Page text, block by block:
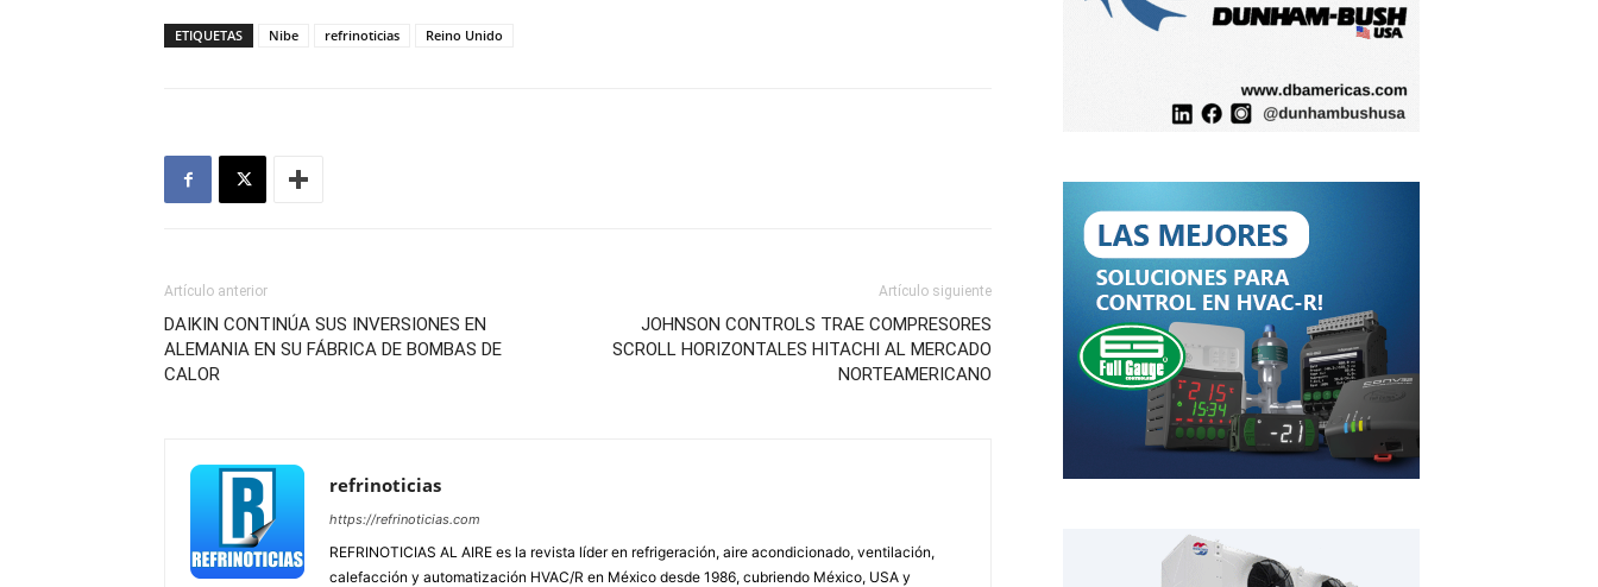
ETIQUETAS Nibe refrinoticias Reino Unido
Artículo anterior
DAIKIN CONTINÚA SUS INVERSIONES EN
ALEMANIA EN SU FÁBRICA DE BOMBAS DE
CALOR
Artículo siguiente
JOHNSON CONTROLS TRAE COMPRESORES
SCROLL HORIZONTALES HITACHI AL MERCADO
NORTEAMERICANO
refrinoticias
https://refrinoticias.com
REFRINOTICIAS AL AIRE es la revista líder en refrigeración, aire acondicionado, ventilación,
calefacción y automatización HVAC/R en México desde 1986, cubriendo México, USA y